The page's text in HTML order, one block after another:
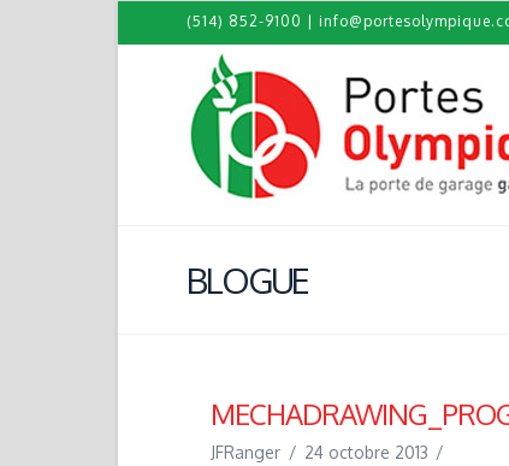
(514) 852-9100
BLOGUE
JFRanger 24 octobre 2013